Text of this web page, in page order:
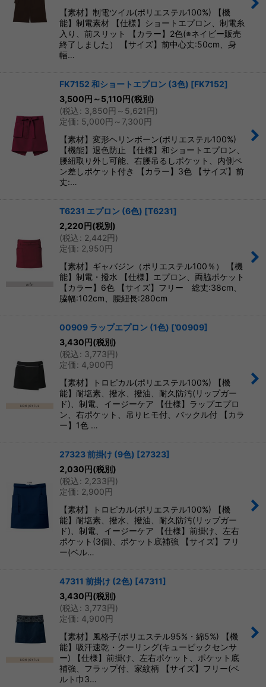
【素材】制電ツイル(ポリエステル100%) 【機
能】制電素材 【仕様】ショートエプロン、制電糸
入り、前スリット 【カラー】2色(※ネイビー販売
終了しました） 【サイズ】前中心丈:50cm、身
幅…
FK7152 和ショートエプロン (3色) [FK7152]
3,500円 ～5,110円(税別)
(税込: 3,850円 ～5,621円)
定価: 5,000円 ～7,300円
【素材】変形ヘリンボーン(ポリエステル100%)
【機能】退色防止 【仕様】和ショートエプロン、
腰紐取り外し可能、右腰吊るしポケット、内側ペ
ン差しポケット付き 【カラー】3色 【サイズ】前
丈:…
T6231 エプロン (6色) [T6231]
2,220円(税別)
(税込: 2,442円)
定価: 2,950円
【素材】ギャバジン（ポリエステル100％） 【機
能】制電・撥水 【仕様】エプロン、両脇ポケット
【カラー】6色 【サイズ】フリー 総丈:38cm、
脇幅:102cm、腰紐長:280cm
00909 ラップエプロン (1色) [’00909]
3,430円(税別)
(税込: 3,773円)
定価: 4,900円
【素材】トロピカル(ポリエステル100%) 【機
能】耐塩素、撥水、撥油、耐久防汚(リップガー
ド)、制電、イージーケア 【仕様】ラップエプロ
ン、右ポケット、吊りヒモ付、バックル付 【カラ
ー】1色 …
27323 前掛け (9色) [27323]
2,030円(税別)
(税込: 2,233円)
定価: 2,900円
【素材】トロピカル(ポリエステル100%) 【機
能】耐塩素、撥水、撥油、耐久防汚(リップガー
ド)、制電、イージーケア 【仕様】前掛け、左右
ポケット(3個)、ポケット底補強 【サイズ】フリ
ー(ベル…
47311 前掛け (2色) [47311]
3,430円(税別)
(税込: 3,773円)
定価: 4,900円
【素材】風格子(ポリエステル95%・綿5%) 【機
能】吸汗速乾・クーリング(キュービックセンサ
ー) 【仕様】前掛け、左右ポケット、ポケット底
補強、フラップ付、家紋柄 【サイズ】フリー(ベ
ルト巾3…